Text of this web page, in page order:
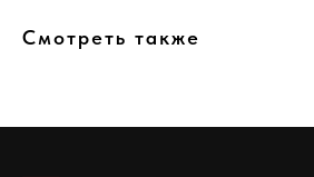
Смотреть также